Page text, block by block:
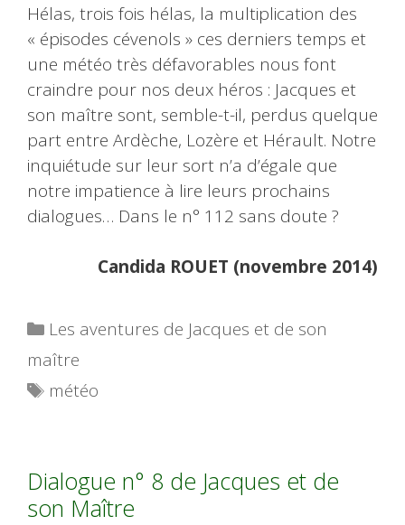
Hélas, trois fois hélas, la multiplication des
« épisodes cévenols » ces derniers temps et
une météo très défavorables nous font
craindre pour nos deux héros : Jacques et
son maître sont, semble-t-il, perdus quelque
part entre Ardèche, Lozère et Hérault. Notre
inquiétude sur leur sort n’a d’égale que
notre impatience à lire leurs prochains
dialogues… Dans le n° 112 sans doute ?
Candida ROUET (novembre 2014)
Catégories
Les aventures de Jacques et de son
maître
Étiquettes
météo
Dialogue n° 8 de Jacques et de
son Maître